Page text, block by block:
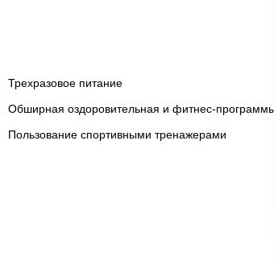
Трехразовое питание
Обширная оздоровительная и фитнес-
Пользование спортивными тренажерами